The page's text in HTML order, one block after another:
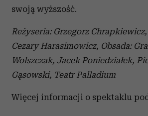
swoją wyższość.
Reżyseria: Grzegorz
Cezary Harasimowicz, Obsada:
Wolszczak, Jacek Poniedziałek,
Gąsowski, Teatr Palladium
Więcej informacji o spektaklu